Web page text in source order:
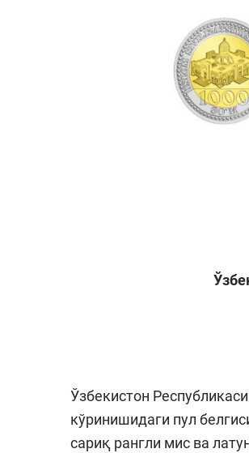
Ўзбекистон
кўринишидаги пул
сариқ рангли мис ва